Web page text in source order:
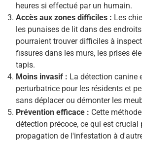
heures si effectué par un humain.
Accès aux zones difficiles : Les
les punaises de lit dans des
pourraient trouver difficiles à
fissures dans les murs, les prises
tapis.
Moins invasif : La détection canine
perturbatrice pour les résidents et
sans déplacer ou démonter les
Prévention efficace : Cette
détection précoce, ce qui est crucial
propagation de l'infestation à